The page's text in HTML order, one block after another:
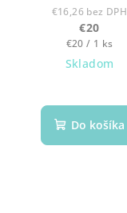
€16,26 bez DPH
€20
Jednotková
cena:
€20 / 1 ks
Skladom
Do košíka